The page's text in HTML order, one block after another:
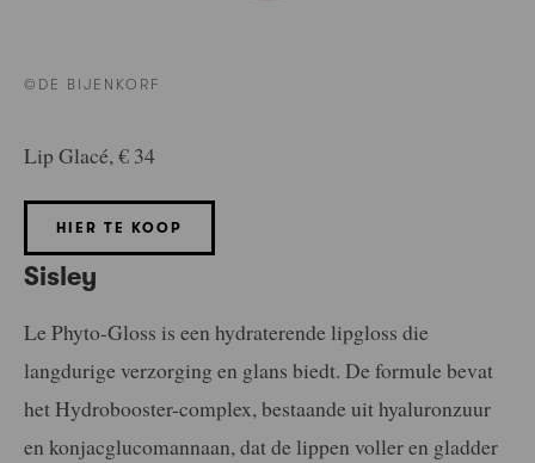
©DE BIJENKORF
Lip Glacé, € 34
HIER TE KOOP
Sisley
Le Phyto-Gloss is een hydraterende lipgloss die
langdurige verzorging en glans biedt. De formule bevat
het Hydrobooster-complex, bestaande uit hyaluronzuur
en konjacglucomannaan, dat de lippen voller en gladder